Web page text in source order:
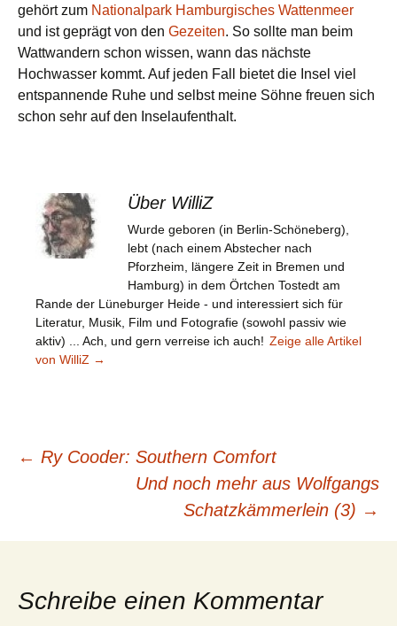
gehört zum Nationalpark Hamburgisches Wattenmeer
und ist geprägt von den Gezeiten. So sollte man beim
Wattwandern schon wissen, wann das nächste
Hochwasser kommt. Auf jeden Fall bietet die Insel viel
entspannende Ruhe und selbst meine Söhne freuen sich
schon sehr auf den Inselaufenthalt.
Über WilliZ
Wurde geboren (in Berlin-Schöneberg),
lebt (nach einem Abstecher nach
Pforzheim, längere Zeit in Bremen und
Hamburg) in dem Örtchen Tostedt am
Rande der Lüneburger Heide - und interessiert sich für
Literatur, Musik, Film und Fotografie (sowohl passiv wie
aktiv) ... Ach, und gern verreise ich auch! Zeige alle Artikel
von WilliZ →
Beitragsnavigation
← Ry Cooder: Southern Comfort
Und noch mehr aus Wolfgangs
Schatzkämmerlein (3) →
Schreibe einen Kommentar